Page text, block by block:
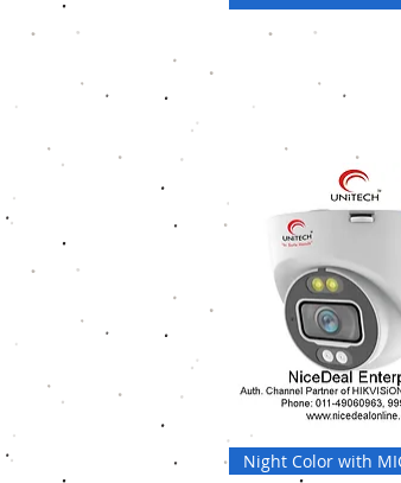
त्वरित दृश्य
Night Color with